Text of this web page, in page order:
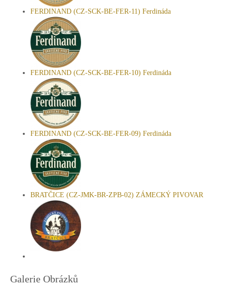
FERDINAND (CZ-SCK-BE-FER-11) Ferdináda
FERDINAND (CZ-SCK-BE-FER-10) Ferdináda
FERDINAND (CZ-SCK-BE-FER-09) Ferdináda
BRATČICE (CZ-JMK-BR-ZPB-02) ZÁMECKÝ PIVOVAR
Galerie Obrázků